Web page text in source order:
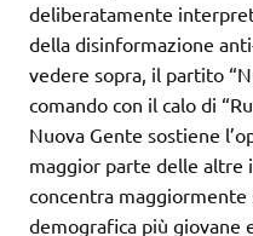
deliberatamente
della disinformazione
vedere sopra, il partito
comando con il calo di
Nuova Gente sostiene
maggior parte delle altre
concentra maggiormente
demografica più giovane